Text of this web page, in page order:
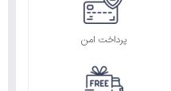
پرداخت امن